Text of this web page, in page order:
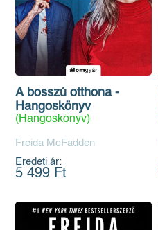
A bosszú otthona -
Hangoskönyv
(Hangoskönyv)
Freida McFadden
Eredeti ár:
5 499 Ft